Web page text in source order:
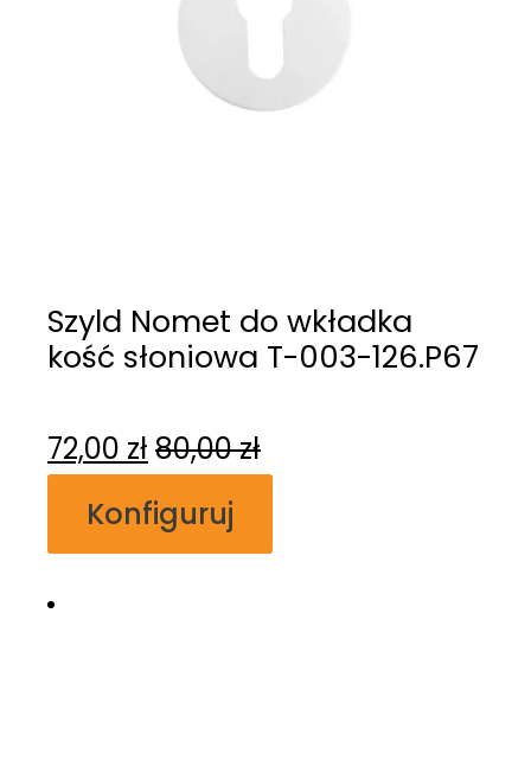
Szyld Nomet do wkładka
kość słoniowa T-003-126.P67
72,00 zł 80,00zł
Konfiguruj